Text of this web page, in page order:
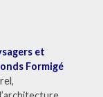
et
Formigé